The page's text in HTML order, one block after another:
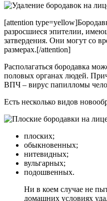
[attention
разросшиеся эпителии,
затвердения. Они могут со
размерах.[/attention]
Располагаться бородавка
половых органах людей.
ВПЧ – вирус папилломы
Есть несколько видов
плоских;
обыкновенных;
нитевидных;
вульгарных;
подошвенных.
Ни в коем случае не
домашних условиях